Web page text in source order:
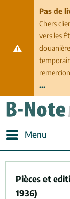
Pas de
Chers
vers les
...
Menu
Pièces et
1936)